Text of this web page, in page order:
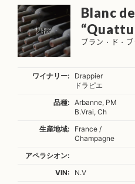
Blanc
ブラン・ド・
ワイナリー:
Drappier
ドラピエ
品種:
Arbanne, PM
B.Vrai, Ch
生産地域:
France /
Champagne
アペラシオン:
VIN:
N.V